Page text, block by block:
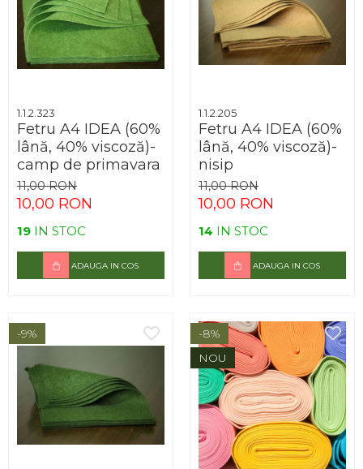
Arhivare
Bibliorafturi, Alonje
Ace, Agrafe, Pioneze
Perforatoare
Adezivi, Benzi adezive
Cuttere, Foarfeci
Ambalare
Stampile
1.1.2.323
Fetru A4 IDEA (60%
lână, 40% viscoză)-
camp de primavara
11,00 RON
10,00 RON
19 IN STOC
ADAUGA IN COS
1.1.2.205
Fetru A4 IDEA (60%
lână, 40% viscoză)-
nisip
11,00 RON
10,00 RON
14 IN STOC
ADAUGA IN COS
-9%
-8%
NOU